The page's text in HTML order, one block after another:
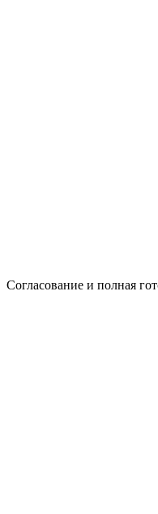
Согласование и полная